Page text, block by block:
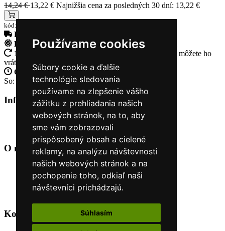
Používame cookies
Súbory cookie a ďalšie
technológie sledovania
používame na zlepšenie vášho
zážitku z prehliadania našich
webových stránok, na to, aby
sme vám zobrazovali
prispôsobený obsah a cielené
reklamy, na analýzu návštevnosti
našich webových stránok a na
pochopenie toho, odkiaľ naši
návštevníci prichádzajú.
Súhlasím
14,24 €13,22 € Najnižšia cena za posledných 30 dní: 13,22 €
kód:9902178203119
Doprava zadarmo
Rýchle dodanieTovar Vám odošleme do 24 hodín
14 Dní na vrátenie tovaru
Ak Vám tovar nesadne, môžete ho
vrátiť
Otvorené celý týždeňPo - pia: 8:30 - 16:30
So: 9:00 - 12:00
Informácie+
O nás
Kontakt
O nás +
Úvod
Obchodné podmienky
Nákup na splátky cez Quatro
Odstúpiť od zmluvy TU
Kontakt